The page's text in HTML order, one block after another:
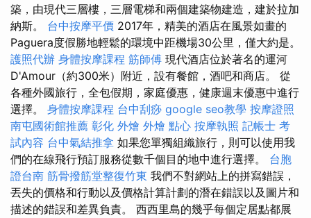
築，由現代三層樓，三層電梯和兩個建築物建造，建於拉加
納斯。 台中按摩平價 2017年，精美的酒店在風景如畫的
Paguera度假勝地輕鬆的環境中距機場30公里，僅大約是。
護照代辦 身體按摩課程 筋師傅 現代酒店位於著名的運河
D'Amour（約300米）附近，設有餐館，酒吧和商店。 從
各種外國旅行，全包假期，家庭優惠，健康週末優惠中進行
選擇。 身體按摩課程 台中刮痧 google seo教學 按摩證照
南屯國術館推薦 彰化 外燴 外燴 點心 按摩執照 記帳士 考
試內容 台中氣結推拿 如果您單獨組織旅行，則可以使用我
們的在線飛行預訂服務從數千個目的地中進行選擇。 台胞
證台南 筋骨撥筋堂整復竹東 我們不對網站上的拼寫錯誤，
丟失的價格和行動以及價格計算計劃的潛在錯誤以及圖片和
描述的錯誤和差異負責。 西西里島的幾乎每個定居點都展